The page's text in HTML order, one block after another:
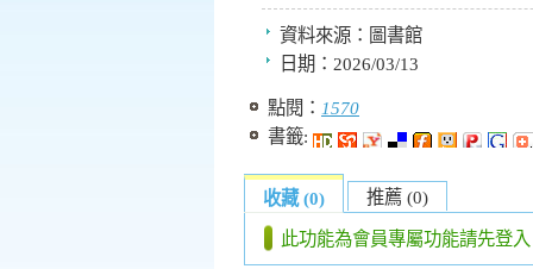
資料來源： 圖書館
日期： 2026/03/13
點閱： 1570
書籤:
收藏 (0) 推薦 (0)
此功能為會員專屬功能請先登入